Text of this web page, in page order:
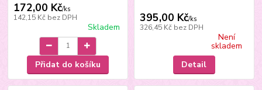
172,00 Kč/ks
142,15 Kč bez DPH
Skladem
Přidat do košíku
395,00 Kč/ks
326,45 Kč bez DPH
Není
skladem
Detail